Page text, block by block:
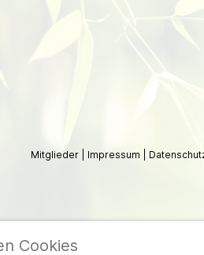
Mitglieder Impressum
Cookies